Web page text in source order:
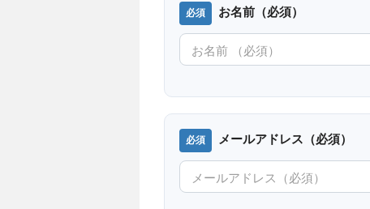
お名前（必須）
メールアドレス（必須）